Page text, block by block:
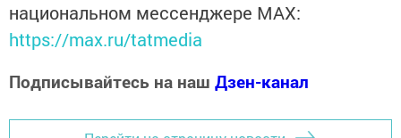
национальном мессенджере MАХ:
https://max.ru/tatmedia
Подписывайтесь на наш Дзен-канал